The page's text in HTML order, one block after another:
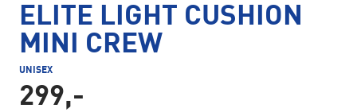
ELITE LIGHT CUSHION
MINI CREW
UNISEX
299,-